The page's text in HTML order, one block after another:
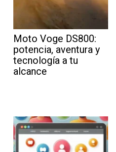
Moto Voge DS800:
potencia, aventura y
tecnología a tu
alcance